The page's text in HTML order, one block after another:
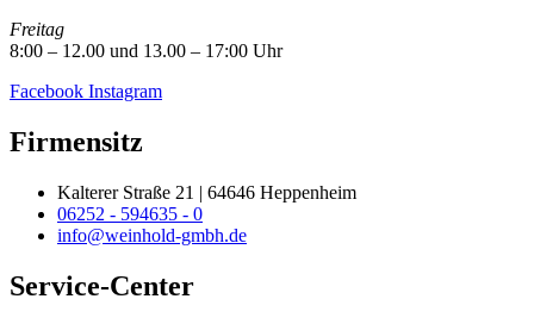
Freitag
8:00 – 12.00 und 13.00 – 17:00 Uhr
Facebook Instagram
Firmensitz
Kalterer Straße 21 | 64646 Heppenheim
06252 - 594635 - 0
info@weinhold-gmbh.de
Service-Center